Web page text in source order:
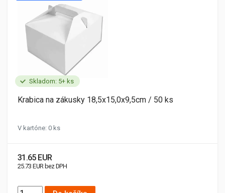
Skladom: 5+ ks
Krabica na zákusky 18,5x15,0x9,5cm / 50 ks
V kartóne: 0 ks
31.65 EUR
25.73 EUR bez DPH